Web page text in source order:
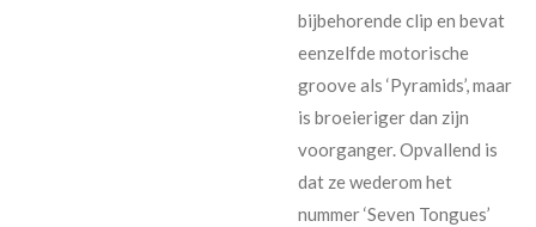
bijbehorende clip en bevat
eenzelfde motorische
groove als ‘Pyramids’, maar
is broeieriger dan zijn
voorganger. Opvallend is
dat ze wederom het
nummer ‘Seven Tongues’